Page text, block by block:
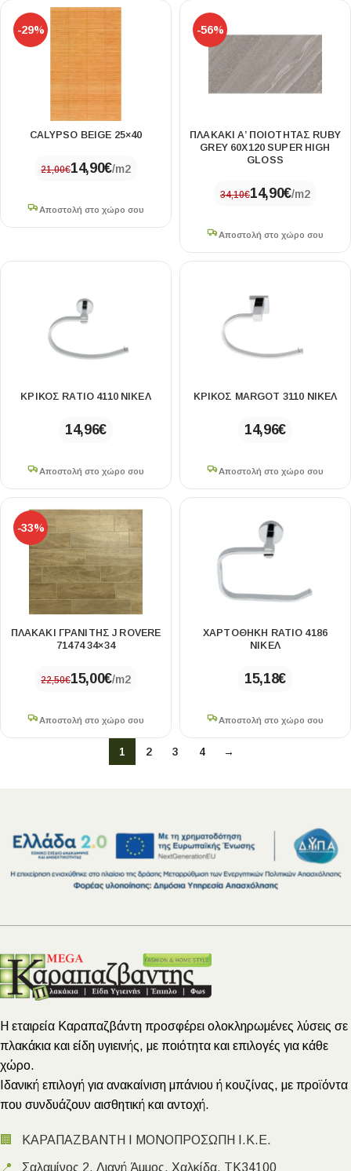
-29%
CALYPSO BEIGE 25×40
21,00€14,90€/m2
Αποστολή στο χώρο σου
-56%
ΠΛΑΚΑΚΙ Α’ ΠΟΙΟΤΗΤΑΣ RUBY
GREY 60Χ120 SUPER HIGH
GLOSS
34,10€14,90€/m2
Αποστολή στο χώρο σου
ΚΡΙΚΟΣ RATIO 4110 ΝΙΚΕΛ
14,96€
Αποστολή στο χώρο σου
ΚΡΙΚΟΣ MARGOT 3110 ΝΙΚΕΛ
14,96€
Αποστολή στο χώρο σου
-33%
ΠΛΑΚΑΚΙ ΓΡΑΝΙΤΗΣ J ROVERE
71474 34×34
22,50€15,00€/m2
Αποστολή στο χώρο σου
ΧΑΡΤΟΘΗΚΗ RATIO 4186
ΝΙΚΕΛ
15,18€
Αποστολή στο χώρο σου
1 2 3 4 →
Η εταιρεία Καραπαζβάντη προσφέρει ολοκληρωμένες λύσεις σε
πλακάκια και είδη υγιεινής, με ποιότητα και επιλογές για κάθε
χώρο.
Ιδανική επιλογή για ανακαίνιση μπάνιου ή κουζίνας, με προϊόντα
που συνδυάζουν αισθητική και αντοχή.
🏢 ΚΑΡΑΠΑΖΒΑΝΤΗ Ι ΜΟΝΟΠΡΟΣΩΠΗ Ι.Κ.Ε.
📍 Σαλαμίνος 2, Λιανή Άμμος, Χαλκίδα, ΤΚ34100